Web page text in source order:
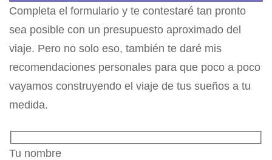
Completa el formulario y te contestaré tan pronto
sea posible con un presupuesto aproximado del
viaje. Pero no solo eso, también te daré mis
recomendaciones personales para que poco a poco
vayamos construyendo el viaje de tus sueños a tu
medida.
Tu nombre